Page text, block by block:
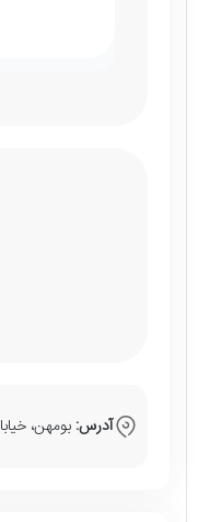
آدرس: بومهن،